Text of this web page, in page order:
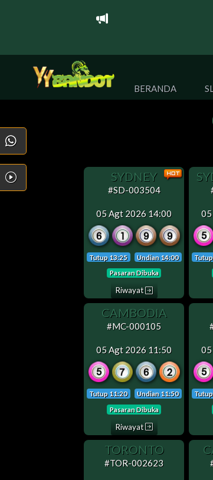
BERANDA
SYDNEY
#SD-003504
05 Agt 2026 14:00
Tutup 13:25 Undian 14:00
Pasaran Dibuka
Riwayat
CAMBODIA
#MC-000105
05 Agt 2026 11:50
Tutup 11:20 Undian 11:50
Pasaran Dibuka
Riwayat
TORONTO
#TOR-002623